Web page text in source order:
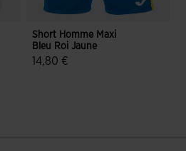
Short Homme Maxi
Bleu Roi Jaune
14,80 €